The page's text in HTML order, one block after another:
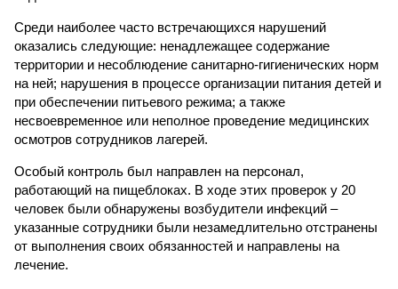
Среди наиболее часто встречающихся нарушений
оказались следующие: ненадлежащее содержание
территории и несоблюдение санитарно-гигиенических норм
на ней; нарушения в процессе организации питания детей и
при обеспечении питьевого режима; а также
несвоевременное или неполное проведение медицинских
осмотров сотрудников лагерей.
Особый контроль был направлен на персонал,
работающий на пищеблоках. В ходе этих проверок у 20
человек были обнаружены возбудители инфекций –
указанные сотрудники были незамедлительно отстранены
от выполнения своих обязанностей и направлены на
лечение.